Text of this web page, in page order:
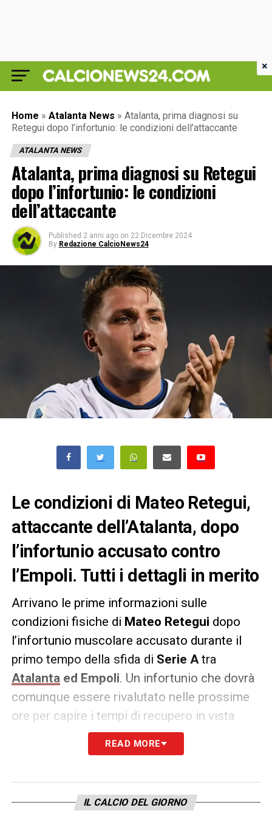
Home » Atalanta News » Atalanta, prima diagnosi su
Retegui dopo l’infortunio: le condizioni dell’attaccante
ATALANTA NEWS
Atalanta, prima diagnosi su Retegui
dopo l’infortunio: le condizioni
dell’attaccante
Published 2 anni ago on 22 Dicembre 2024
By Redazione CalcioNews24
Le condizioni di Mateo Retegui,
attaccante dell’Atalanta, dopo
l’infortunio accusato contro
l’Empoli. Tutti i dettagli in merito
Arrivano le prime informazioni sulle
condizioni fisiche di Mateo Retegui dopo
l’infortunio muscolare accusato durante il
primo tempo della sfida di Serie Atra
Atalanta ed Empoli. Un infortunio che dovrà
comunque essere rivalutato nelle prossime
ore per capire i tempi di recupero in vista
delle prossime partite traSerie A e
PRIMA DIAGNOSI–«Per Retegui
risentimento muscolare alla coscia sinistra,
READ MORE
IL CALCIO DEL GIORNO
×